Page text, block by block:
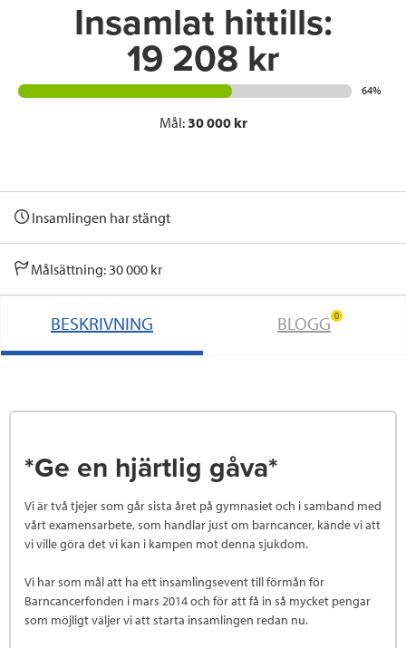
Insamlat hittills:
19 208 kr
64%
Mål:30 000 kr
Insamlingen har stängt
Målsättning: 30 000 kr
BESKRIVNING BLOGG 0
*Ge en hjärtlig gåva*
Vi är två tjejer som går sista året på gymnasiet och i samband med
vårt examensarbete, som handlar just om barncancer, kände vi att
vi ville göra det vi kan i kampen mot denna sjukdom.
Vi har som mål att ha ett insamlingsevent till förmån för
Barncancerfonden i mars 2014 och för att få in så mycket pengar
som möjligt väljer vi att starta insamlingen redan nu.